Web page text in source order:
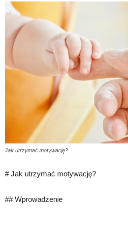
Jak utrzymać motywację?
# Jak utrzymać motywację?
## Wprowadzenie